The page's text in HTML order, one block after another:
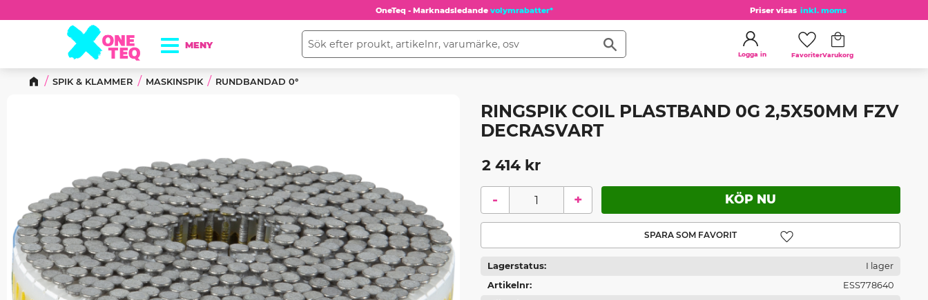
Priser visas inkl. moms
OneTeq - Marknadsledande volymrabatter*
Logga in
Favoriter
Kundvagn
SPIK & KLAMMER MASKINSPIK RUNDBANDAD 0°
RINGSPIK COIL PLASTBAND 0G 2,5X50MM FZV
DECRASVART
2 414kr
+
-
Lägg till i favoriter
Lagerstatus
I lager
Artikelnr
ESS778640